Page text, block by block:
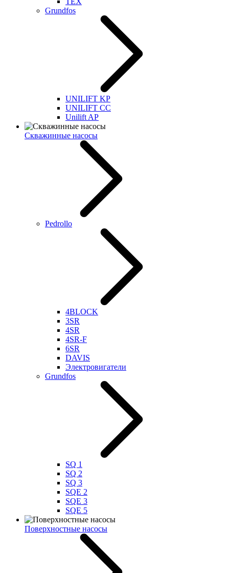
Grundfos
UNILIFT KP
UNILIFT CC
Unilift AP
Скважинные насосы
Pedrollo
4BLOCK
3SR
4SR
4SR-F
6SR
DAVIS
Электровигатели
Grundfos
SQ 1
SQ 2
SQ 3
SQE 2
SQE 3
SQE 5
Поверхностные насосы